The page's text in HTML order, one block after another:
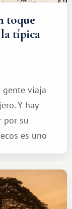
toque
típica
gente viaja
Y hay
por su
es uno